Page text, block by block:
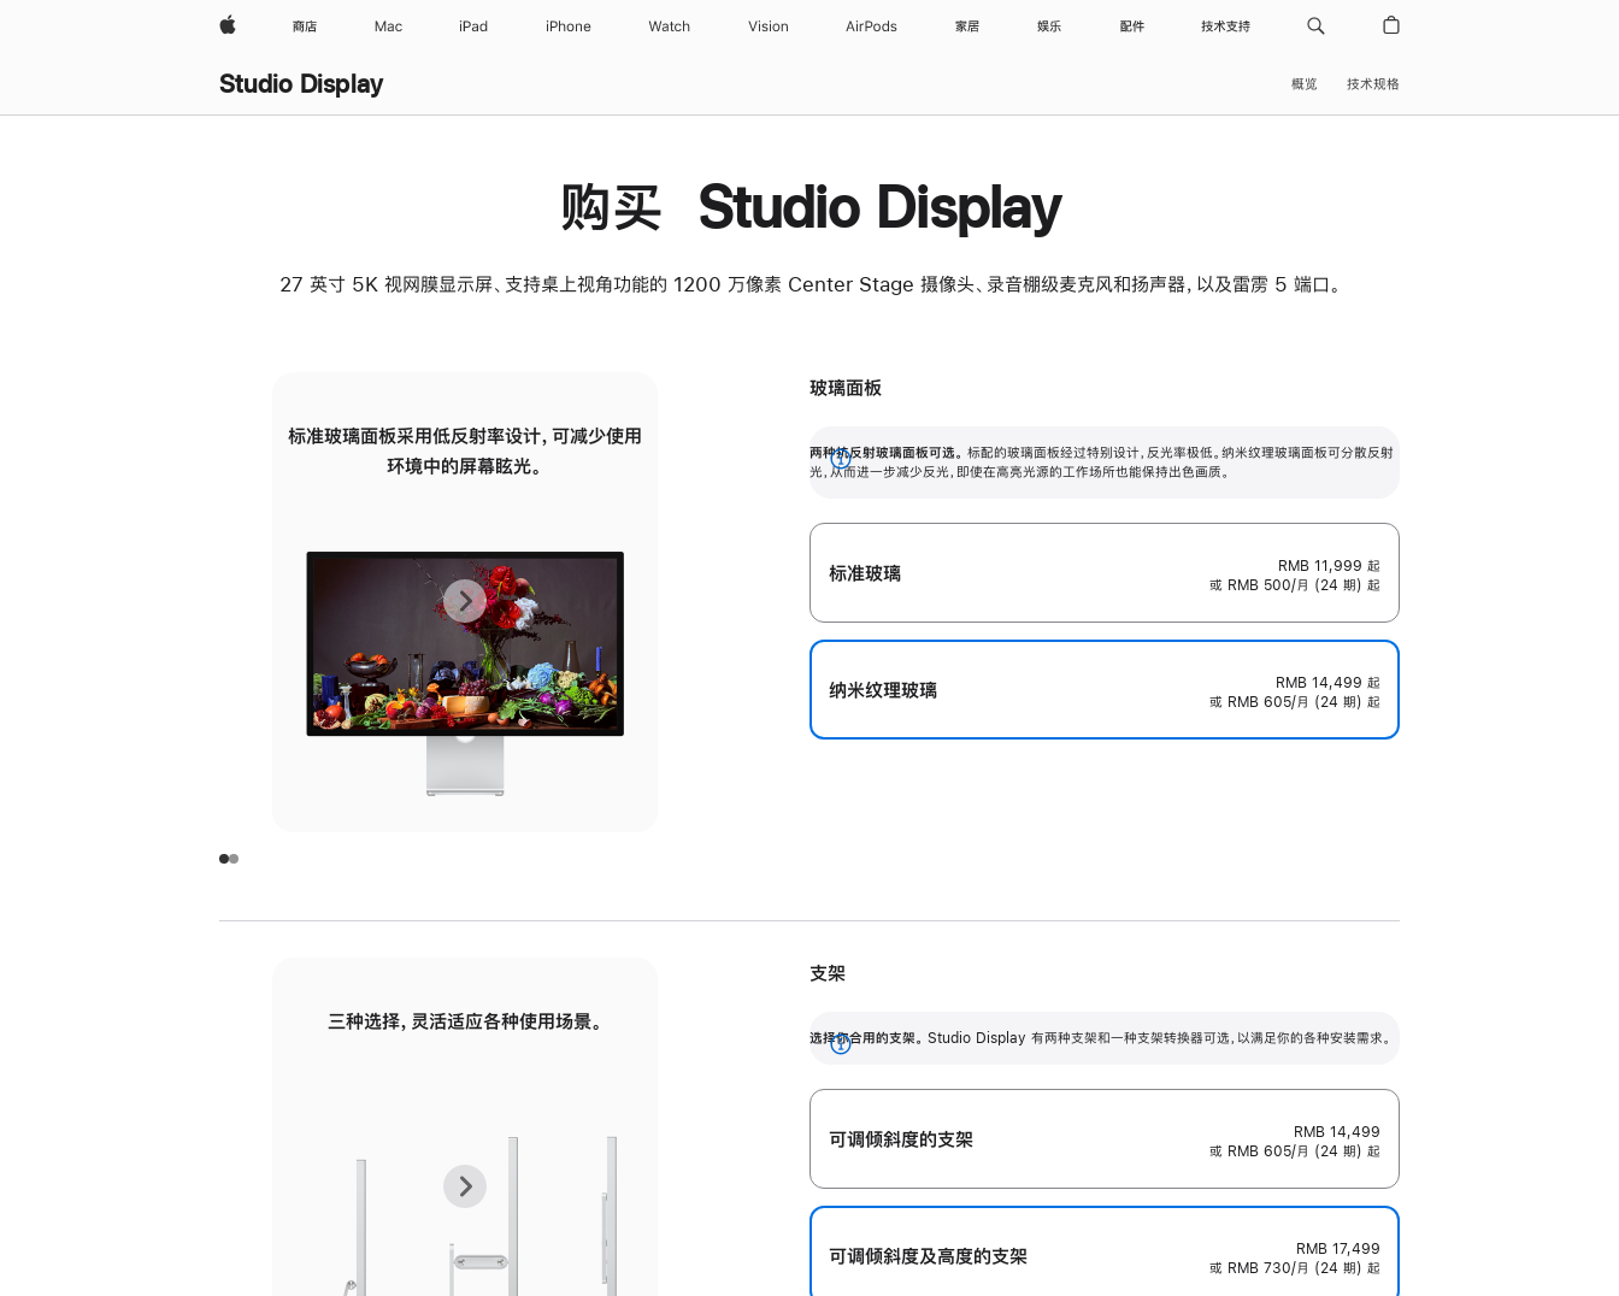
Apple 商店 Mac iPad iPhone Watch Vision AirPods 家居 娱乐 配件 技术支持
Studio Display 概览 技术规格
购买 Studio Display
27 英寸 5K 视网膜显示屏、支持桌上视角功能的 1200 万像素 Center Stage 摄像头、录音棚级麦克风和扬声器，以及雷雳 5 端口。
标准玻璃面板采用低反射率设计，可减少使用
环境中的屏幕眩光。
有高亮光源的场所使用，也能保持出色画质。
上
一
张
图
面
下
一
张
图
面
玻璃面板
两种抗反射玻璃面板可选。 标配的玻璃面板经过特别设计，反光率极低。纳米纹理玻璃面板可分散反射
光，从而进一步减少反光，即使在高亮光源的工作场所也能保持出色画质。
展
标准玻璃 RMB 11,999 起
或 RMB 500/月 (24 期) 起
纳米纹理玻璃 RMB 14,499 起
或 RMB 605/月 (24 期) 起
三种选择，灵活适应各种使用场景。
调节范围。
毫米的高度调节范围。
上
张
下
张
支架
选择你合用的支架。 Studio Display 有两种支架和一种支架转换器可选，以满足你的各种安装需求。
展
开
可调倾斜度的支架
RMB 14,499
或 RMB 605/月 (24 期) 起
可调倾斜度及高‍度的支‍架
RMB 17,499
或 RMB 730/月 (24 期) 起